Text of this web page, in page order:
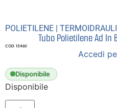
POLIETILENE |
Tubo Polietilene Ad In
COD: 15460
Accedi
Disponibile
Disponibile